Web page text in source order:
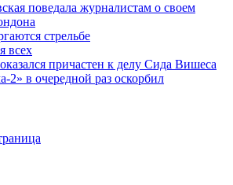
поведала журналистам о своем
стрельбе
всех
причастен к делу Сида Вишеса
2» в очередной раз оскорбил